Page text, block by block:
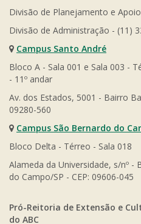
Divisão de Planejamento e
Divisão de Administração - (11)
Campus Santo André
Bloco A - Sala 001 e Sala 003 -
- 11º andar
Av. dos Estados, 5001 - Bairro
09280-560
Campus São Bernardo do
Bloco Delta - Térreo - Sala 018
Alameda da Universidade, s/nº -
do Campo/SP - CEP: 09606-045
Pró-Reitoria de Extensão e
do ABC